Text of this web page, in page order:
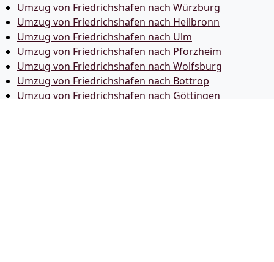
Umzug von Friedrichshafen nach Würzburg
Umzug von Friedrichshafen nach Heilbronn
Umzug von Friedrichshafen nach Ulm
Umzug von Friedrichshafen nach Pforzheim
Umzug von Friedrichshafen nach Wolfsburg
Umzug von Friedrichshafen nach Bottrop
Umzug von Friedrichshafen nach Göttingen